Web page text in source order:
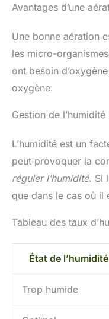
Avantages d’une
Une bonne aération
les micro-
ont besoin
oxygène.
Gestion de l’humidité
L’humidité est un
peut provoquer la
réguler l’humidité. Si
que dans le cas où il
Tableau des taux
État de l’humidité
Trop humide